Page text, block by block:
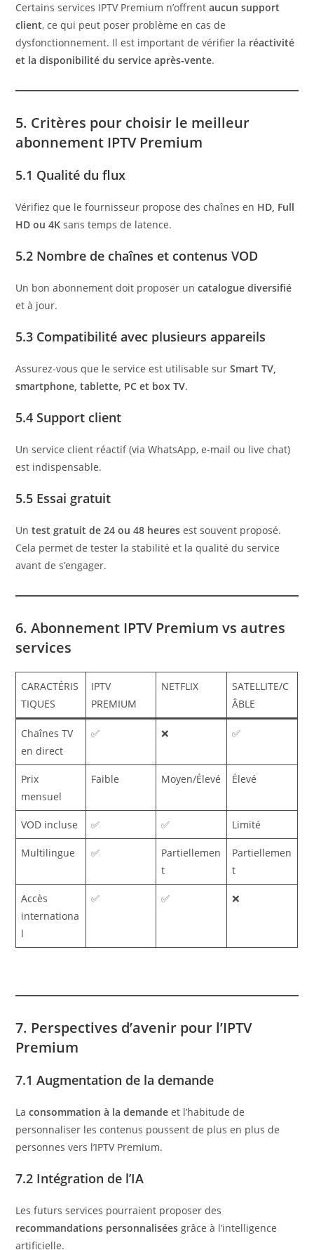
Certains services IPTV Premium n’offrentaucun support
client, ce qui peut poser problème en cas de
dysfonctionnement. Il est important de vérifier la réactivité
et la disponibilité du service après-vente.
5. Critères pour choisir le meilleur
abonnement IPTV Premium
5.1 Qualité du flux
Vérifiez que le fournisseur propose des chaînes en HD, Full
HD ou 4K sans temps de latence.
5.2 Nombre de chaînes et contenus VOD
Un bon abonnement doit proposer uncatalogue diversifié
et à jour.
5.3 Compatibilité avec plusieurs appareils
Assurez-vous que le service est utilisable surSmart TV,
smartphone, tablette, PC et box TV.
5.4 Support client
Un service client réactif (via WhatsApp, e-mail ou live chat)
est indispensable.
5.5 Essai gratuit
Untest gratuit de 24 ou 48 heures est souvent proposé.
Cela permet de tester la stabilité et la qualité du service
avant de s’engager.
6. Abonnement IPTV Premium vs autres
services
CARACTÉRIS
TIQUES
IPTV
PREMIUM
NETFLIX
SATELLITE/C
ÂBLE
Chaînes TV
en direct
✅ ❌ ✅
Prix
mensuel
Faible Moyen/Élevé Élevé
VOD incluse ✅ ✅ Limité
Multilingue ✅
Partiellemen
t
Partiellemen
t
Accès
internationa
l
✅ ✅ ❌
7. Perspectives d’avenir pour l’IPTV
Premium
7.1 Augmentation de la demande
Laconsommation à la demande et l’habitude de
personnaliser les contenus poussent de plus en plus de
personnes vers l’IPTV Premium.
7.2 Intégration de l’IA
Les futurs services pourraient proposer des
recommandations personnalisées grâce à l’intelligence
artificielle.